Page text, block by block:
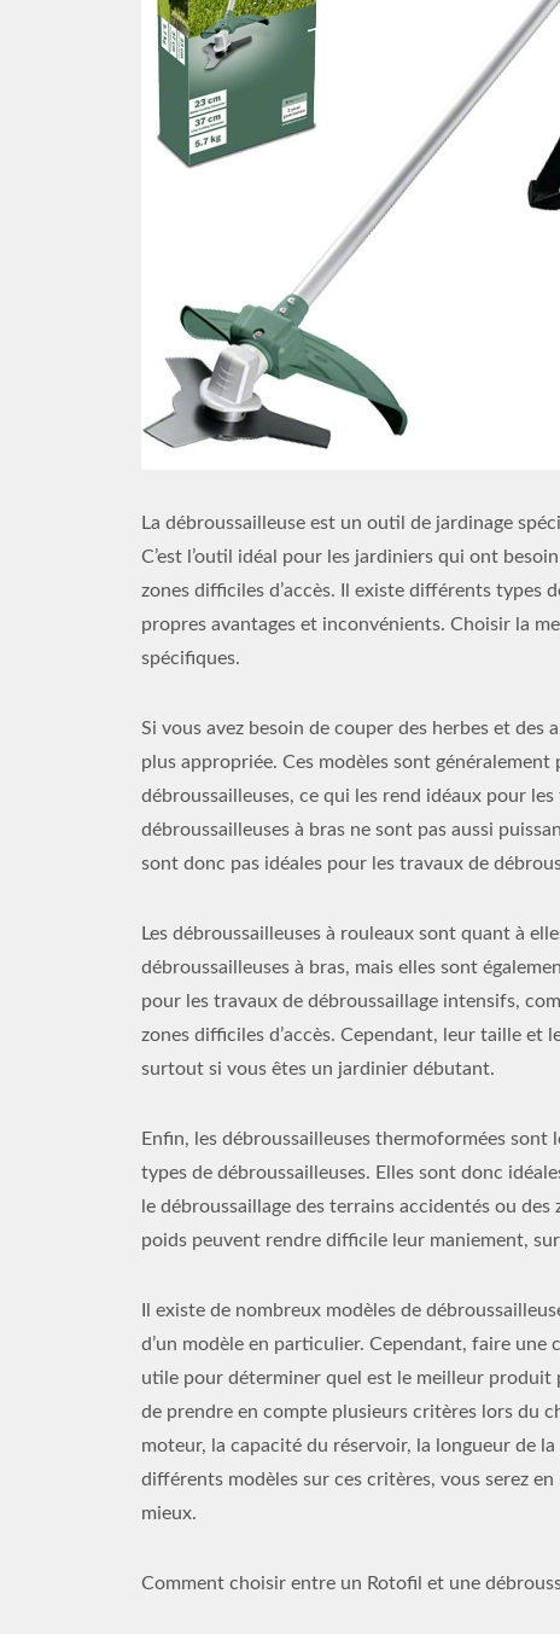
La débroussailleuse est un outil de jardinage
C’est l’outil idéal pour les jardiniers qui ont
zones difficiles d’accès. Il existe différents types
propres avantages et inconvénients. Choisir la
spécifiques.
Si vous avez besoin de couper des herbes et des
plus appropriée. Ces modèles sont
débroussailleuses, ce qui les rend idéaux pour
débroussailleuses à bras ne sont pas aussi
sont donc pas idéales pour les travaux de
Les débroussailleuses à rouleaux sont quant à
débroussailleuses à bras, mais elles sont
pour les travaux de débroussaillage intensifs,
zones difficiles d’accès. Cependant, leur taille
surtout si vous êtes un jardinier débutant.
Enfin, les débroussailleuses thermoformées
types de débroussailleuses. Elles sont donc
le débroussaillage des terrains accidentés ou
poids peuvent rendre difficile leur maniement,
Il existe de nombreux modèles de
d’un modèle en particulier. Cependant, faire
utile pour déterminer quel est le meilleur
de prendre en compte plusieurs critères lors du
moteur, la capacité du réservoir, la longueur de
différents modèles sur ces critères, vous serez
mieux.
Comment choisir entre un Rotofil et une